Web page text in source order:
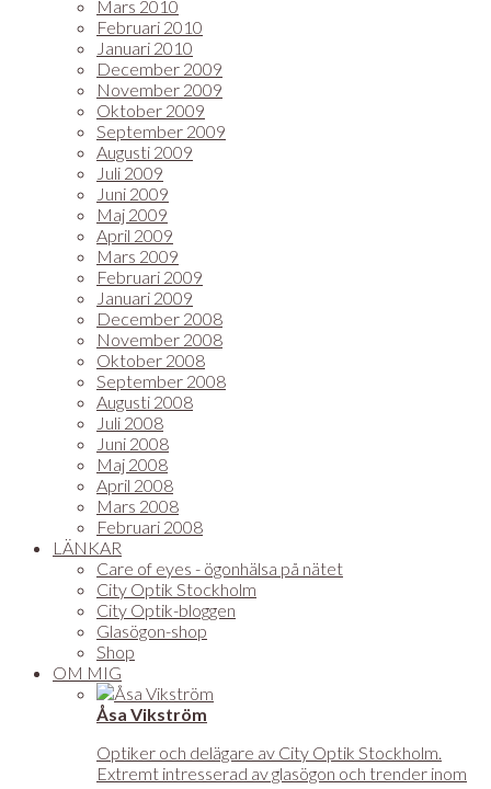
Mars 2010
Februari 2010
Januari 2010
December 2009
November 2009
Oktober 2009
September 2009
Augusti 2009
Juli 2009
Juni 2009
Maj 2009
April 2009
Mars 2009
Februari 2009
Januari 2009
December 2008
November 2008
Oktober 2008
September 2008
Augusti 2008
Juli 2008
Juni 2008
Maj 2008
April 2008
Mars 2008
Februari 2008
LÄNKAR
Care of eyes - ögonhälsa på nätet
City Optik Stockholm
City Optik-bloggen
Glasögon-shop
Shop
OM MIG
Åsa Vikström
Optiker och delägare av City Optik Stockholm.
Extremt intresserad av glasögon och trender inom